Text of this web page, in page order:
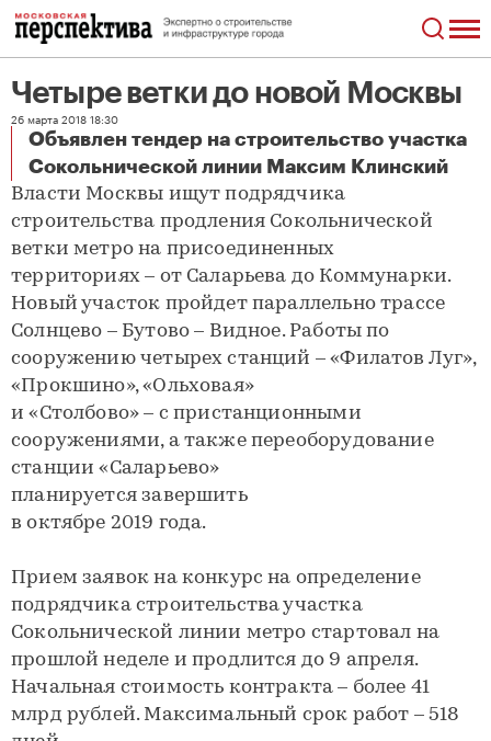
Четыре ветки до новой Москвы
26 марта 2018 18:30
Объявлен тендер на строительство участка
Сокольнической линии Максим Клинский
Четыре ветки до новой Москвы
Власти Москвы ищут подрядчика
строительства продления Сокольнической
ветки метро на присоединенных
территориях – от Саларьева до Коммунарки.
Новый участок пройдет параллельно трассе
Солнцево – Бутово – Видное. Работы по
сооружению четырех станций – «Филатов Луг»,
«Прокшино», «Ольховая»
и «Столбово» – с пристанционными
сооружениями, а также переоборудование
станции «Саларьево»
планируется завершить
в октябре 2019 года.
Прием заявок на конкурс на определение
подрядчика строительства участка
Сокольнической линии метро стартовал на
прошлой неделе и продлится до 9 апреля.
Начальная стоимость контракта – более 41
млрд рублей. Максимальный срок работ – 518